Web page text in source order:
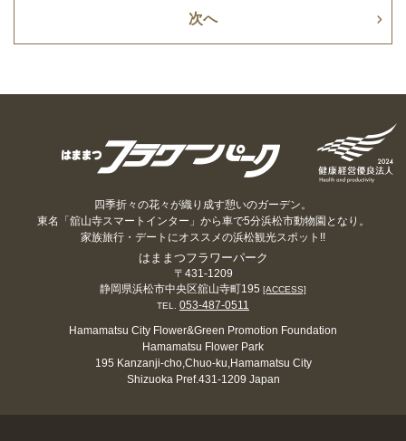
次へ
四季折々の花々が織り成す憩いのガーデン。
東名「舘山寺スマートインター」から車で5分浜松市動物園となり。
家族旅行・デートにオススメの浜松観光スポット!!
はままつフラワーパーク
〒431-1209
静岡県浜松市中央区舘山寺町195 [ACCESS]
TEL.
053-487-0511
Hamamatsu City Flower&Green Promotion Foundation
Hamamatsu Flower Park
195 Kanzanji-cho,Chuo-ku,Hamamatsu City
Shizuoka Pref.431-1209 Japan